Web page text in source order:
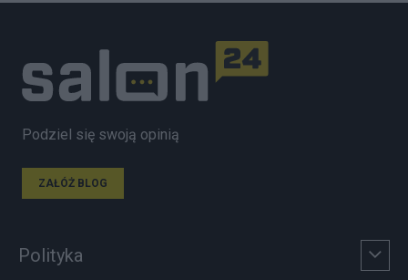
Podziel się swoją opinią
ZAŁÓŻ BLOG
Polityka